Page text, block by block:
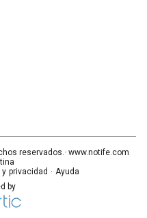
reservados.· www.notife.com
y privacidad · Ayuda
by